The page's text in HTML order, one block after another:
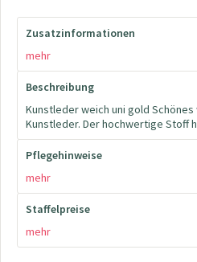
Zusatzinformationen
mehr
Beschreibung
Kunstleder weich uni gold
Kunstleder. Der hochwertige Stoff
Pflegehinweise
mehr
Staffelpreise
mehr